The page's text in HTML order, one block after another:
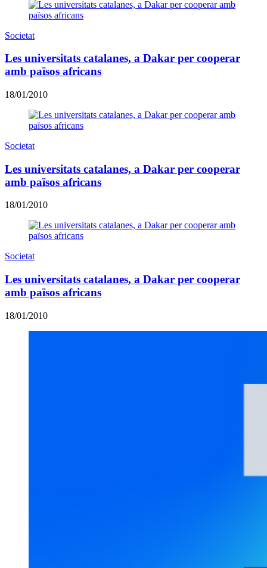
Societat
Les universitats catalanes, a Dakar per cooperar
amb països africans
18/01/2010
Societat
Les universitats catalanes, a Dakar per cooperar
amb països africans
18/01/2010
Societat
Les universitats catalanes, a Dakar per cooperar
amb països africans
18/01/2010